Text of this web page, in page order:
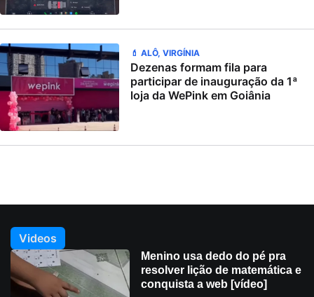
💄 ALÔ, VIRGÍNIA
Dezenas formam fila para
participar de inauguração da 1ª
loja da WePink em Goiânia
Videos
Menino usa dedo do pé pra
resolver lição de matemática e
conquista a web [vídeo]